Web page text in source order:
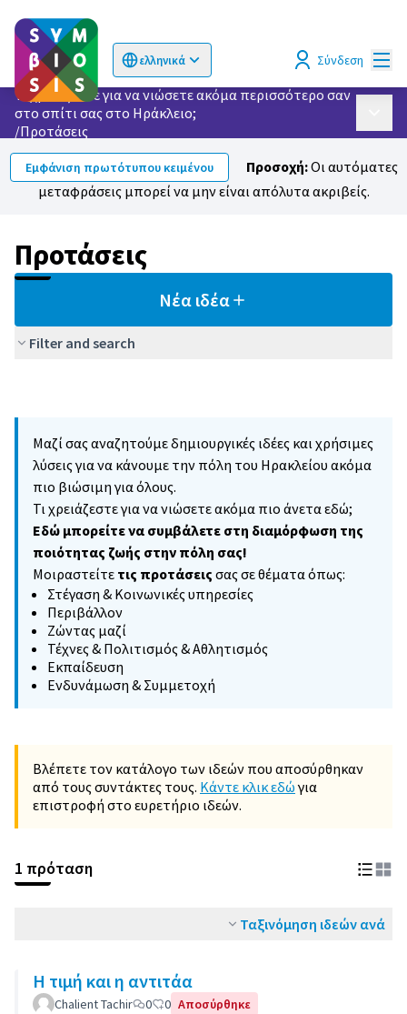
ελληνικά
Choose language Επιλογή γλώσσας Σύνδεση
Τι χρειάζεστε για να νιώσετε ακόμα περισσότερο σαν
στο σπίτι σας στο Ηράκλειο;
/Προτάσεις
Εμφάνιση πρωτότυπου κειμένου Προσοχή:Οι αυτόματες
μεταφράσεις μπορεί να μην είναι απόλυτα ακριβείς.
Προτάσεις
Νέα ιδέα
Filter and search
Μαζί σας αναζητούμε δημιουργικές ιδέες και χρήσιμες
λύσεις για να κάνουμε την πόλη του Ηρακλείου ακόμα
πιο βιώσιμη για όλους.
Τι χρειάζεστε για να νιώσετε ακόμα πιο άνετα εδώ;
Εδώ μπορείτε να συμβάλετε στη διαμόρφωση της
ποιότητας ζωής στην πόλη σας!
Μοιραστείτε τις προτάσεις σας σε θέματα όπως:
Στέγαση & Κοινωνικές υπηρεσίες
Περιβάλλον
Ζώντας μαζί
Τέχνες & Πολιτισμός & Αθλητισμός
Εκπαίδευση
Ενδυνάμωση & Συμμετοχή
Βλέπετε τον κατάλογο των ιδεών που αποσύρθηκαν
από τους συντάκτες τους. Κάντε κλικ εδώγια
επιστροφή στο ευρετήριο ιδεών.
1 πρόταση
Ταξινόμηση ιδεών ανά
Η τιμή και η αντιτάα
Chalient Tachir 0 0 Αποσύρθηκε